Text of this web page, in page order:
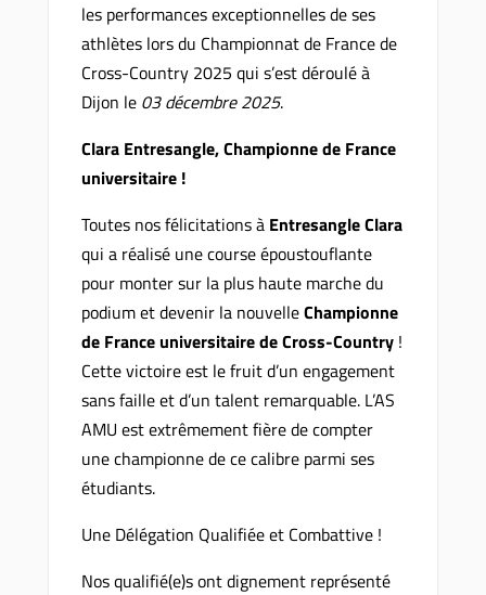
les performances exceptionnelles de ses
athlètes lors du Championnat de France de
Cross-Country 2025 qui s’est déroulé à
Dijon le 03 décembre 2025.
Clara Entresangle, Championne de France
universitaire !
Toutes nos félicitations à Entresangle Clara
qui a réalisé une course époustouflante
pour monter sur la plus haute marche du
podium et devenir la nouvelleChampionne
de France universitaire de Cross-Country!
Cette victoire est le fruit d’un engagement
sans faille et d’un talent remarquable. L’AS
AMU est extrêmement fière de compter
une championne de ce calibre parmi ses
étudiants.
Une Délégation Qualifiée et Combattive !
Nos qualifié(e)s ont dignement représenté